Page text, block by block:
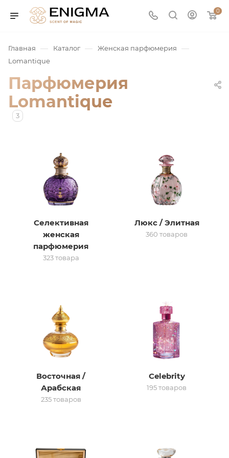
0
сертификат
Главная — Каталог — Женская парфюмерия —
Lomantique
Парфюмерия
Lomantique
3
Селективная
женская
парфюмерия
323 товара
Люкс / Элитная
360 товаров
Восточная /
Арабская
235 товаров
Celebrity
195 товаров